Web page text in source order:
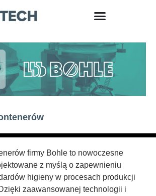
firmy Bohle to nowoczesne
z myślą o zapewnieniu
higieny w procesach produkcji
zaawansowanej technologii i